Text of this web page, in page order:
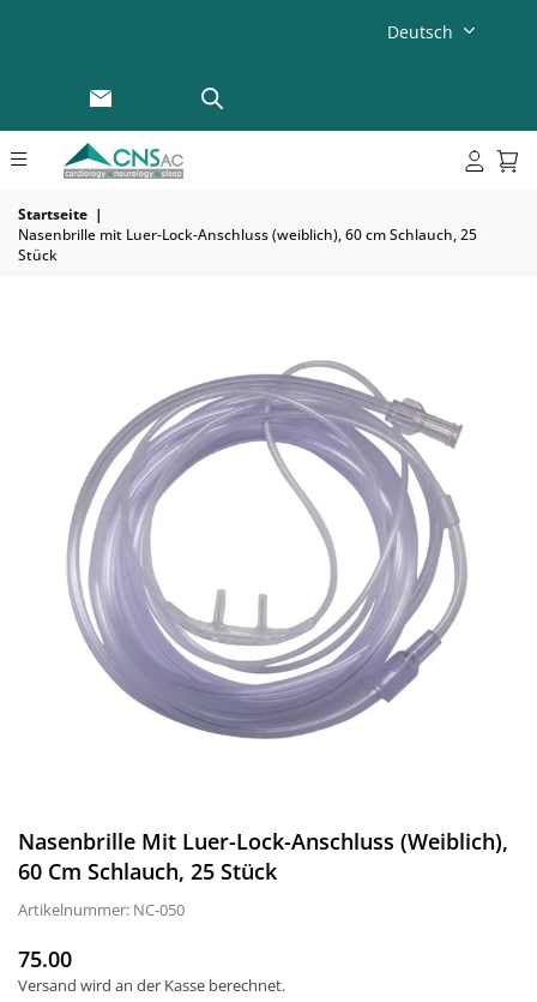
Deutsch
Startseite |
Nasenbrille mit Luer-Lock-Anschluss (weiblich), 60 cm Schlauch, 25
Stück
Nasenbrille Mit Luer-Lock-Anschluss (weiblich),
60 Cm Schlauch, 25 Stück
Artikelnummer: NC-050
Normaler
Preis
75.00
Versand wird an der Kasse berechnet.